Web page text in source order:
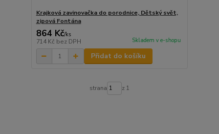
Krajková zavinovačka do porodnice, Dětský svět,
zipová Fontána
864 Kč/ks
714 Kč bez DPH Skladem v e-shopu
Přidat do košíku
strana z 1